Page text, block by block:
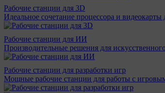
Рабочие станции для 3D
Идеальное сочетание процессора и
Рабочие станции для ИИ
Производительные решения для
Рабочие станции для разработки игр
Мощные рабочие станции для работы с